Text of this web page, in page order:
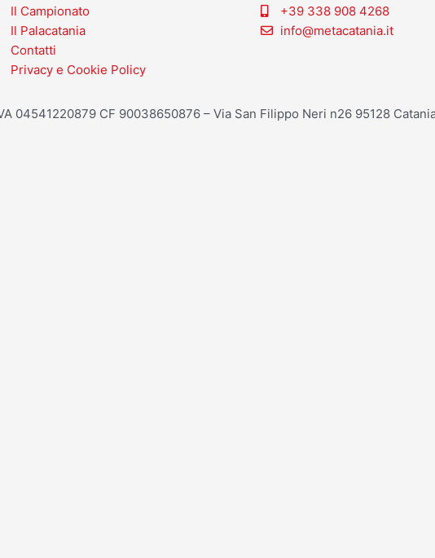
Il Campionato
Il Palacatania
Contatti
Privacy e Cookie Policy
+39 338 908 4268
info@metacatania.it
04541220879 CF 90038650876 – Via San Filippo Neri n26 95128